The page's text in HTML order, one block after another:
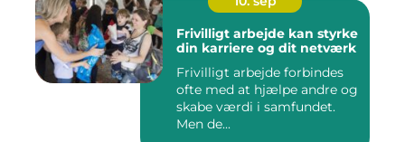
Frivilligt arbejde kan styrke
din karriere og dit netværk
Frivilligt arbejde forbindes
ofte med at hjælpe andre og
skabe værdi i samfundet.
Men de...